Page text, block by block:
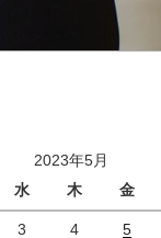
2023年5月
水 木 金
3 4 5